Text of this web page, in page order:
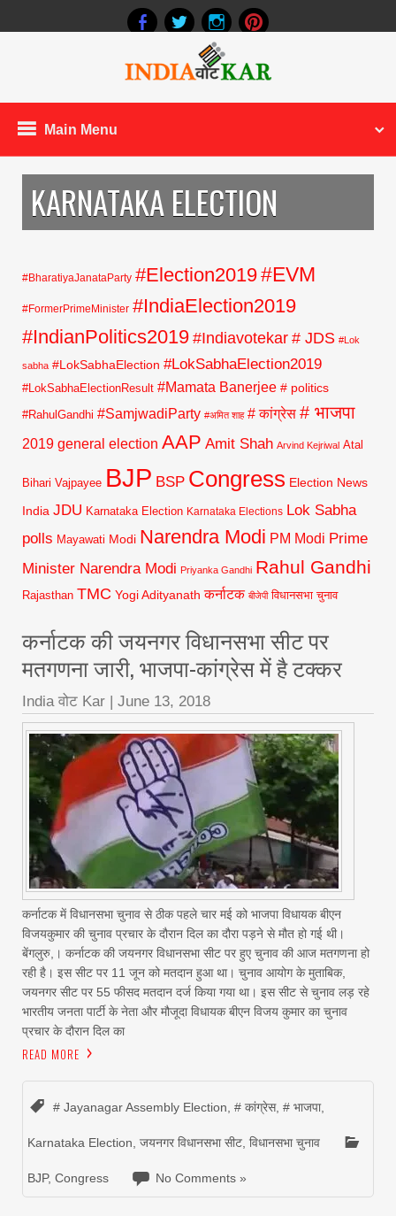
Main Menu
KARNATAKA ELECTION
#BharatiyaJanataParty #Election2019#EVM
#FormerPrimeMinister #IndiaElection2019
#IndianPolitics2019#Indiavotekar # JDS #Lok
sabha #LokSabhaElection #LokSabhaElection2019
#LokSabhaElectionResult #Mamata Banerjee # politics
#RahulGandhi #SamjwadiParty #अमित शाह # कांग्रेस # भाजपा
2019 general election AAP Amit Shah Arvind Kejriwal Atal
Bihari Vajpayee BJP BSP Congress Election News
India JDU Karnataka Election Karnataka Elections Lok Sabha
polls Mayawati Modi Narendra Modi PM Modi Prime
Minister Narendra Modi Priyanka Gandhi Rahul Gandhi
Rajasthan TMC Yogi Adityanath कर्नाटक बीजेपी विधानसभा चुनाव
कर्नाटक की जयनगर विधानसभा सीट पर
मतगणना जारी, भाजपा-कांग्रेस में है टक्‍कर
India वोट Kar June 13, 2018
कर्नाटक में विधानसभा चुनाव से ठीक पहले चार मई को भाजपा विधायक बीएन
विजयकुमार की चुनाव प्रचार के दौरान दिल का दौरा पड़ने से मौत हो गई थी।
बेंगलुरु,। कर्नाटक की जयनगर विधानसभा सीट पर हुए चुनाव की आज मतगणना हो
रही है। इस सीट पर 11 जून को मतदान हुआ था। चुनाव आयोग के मुताबिक,
जयनगर सीट पर 55 फीसद मतदान दर्ज किया गया था। इस सीट से चुनाव लड़ रहे
भारतीय जनता पार्टी के नेता और मौजूदा विधायक बीएन विजय कुमार का चुनाव
प्रचार के दौरान दिल का
READ MORE
# Jayanagar Assembly Election, # कांग्रेस, # भाजपा,
Karnataka Election, जयनगर विधानसभा सीट, विधानसभा चुनाव
BJP, Congress No Comments »